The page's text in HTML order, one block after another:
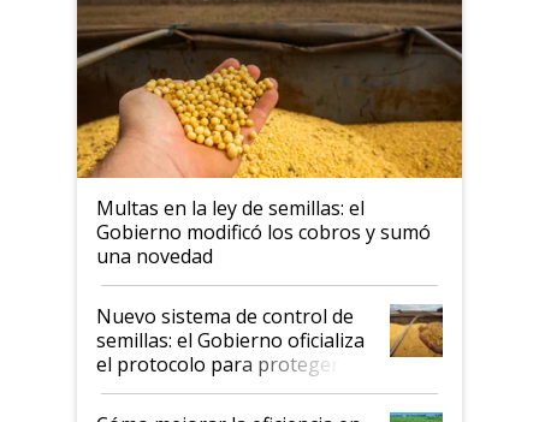
Multas en la ley de semillas: el
Gobierno modificó los cobros y sumó
una novedad
Nuevo sistema de control de
semillas: el Gobierno oficializa
el protocolo para proteger la
propiedad intelectual